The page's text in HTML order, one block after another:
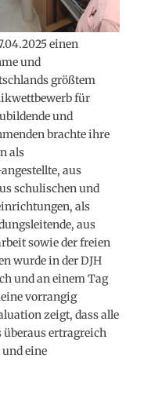
einen
und
größtem
für
und
brachte ihre
als
aus
schulischen und
als
aus
sowie der freien
wurde in der DJH
und an einem Tag
vorrangig
zeigt, dass alle
überaus ertragreich
eine